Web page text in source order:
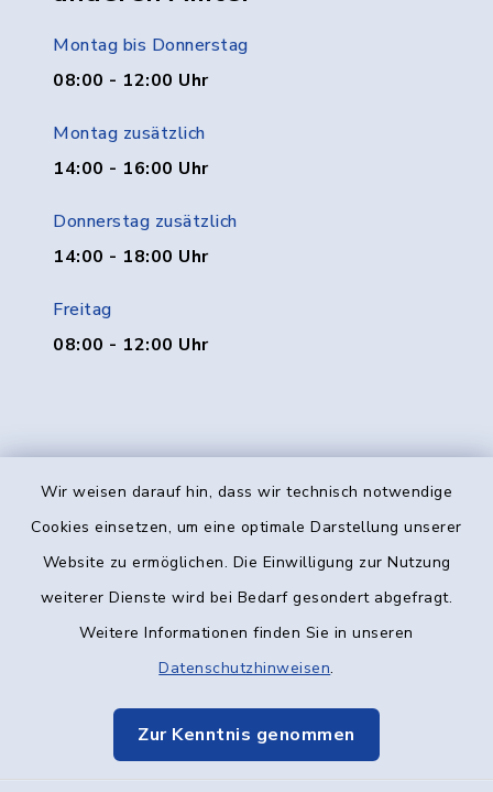
Wir weisen darauf hin, dass wir technisch notwendige
Cookies einsetzen, um eine optimale Darstellung unserer
Website zu ermöglichen. Die Einwilligung zur Nutzung
weiterer Dienste wird bei Bedarf gesondert abgefragt.
Weitere Informationen finden Sie in unseren
Datenschutzhinweisen.
Zur Kenntnis genommen
Montag bis Donnerstag
08:00 - 12:00 Uhr
Montag zusätzlich
14:00 - 16:00 Uhr
Donnerstag zusätzlich
14:00 - 18:00 Uhr
Freitag
08:00 - 12:00 Uhr
Kontakt
Datenschutz
Elektronische Kommunikation